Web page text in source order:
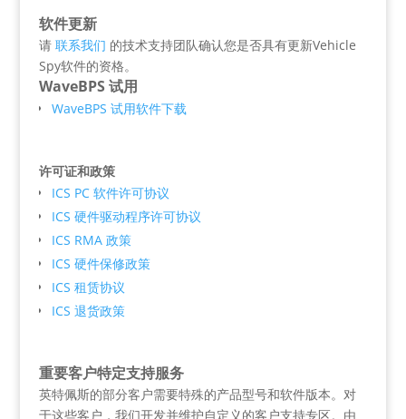
软件更新
请 联系我们 的技术支持团队确认您是否具有更新Vehicle
Spy软件的资格。
WaveBPS 试用
WaveBPS 试用软件下载
许可证和政策
ICS PC 软件许可协议
ICS 硬件驱动程序许可协议
ICS RMA 政策
ICS 硬件保修政策
ICS 租赁协议
ICS 退货政策
重要客户特定支持服务
英特佩斯的部分客户需要特殊的产品型号和软件版本。对
于这些客户，我们开发并维护自定义的客户支持专区。由